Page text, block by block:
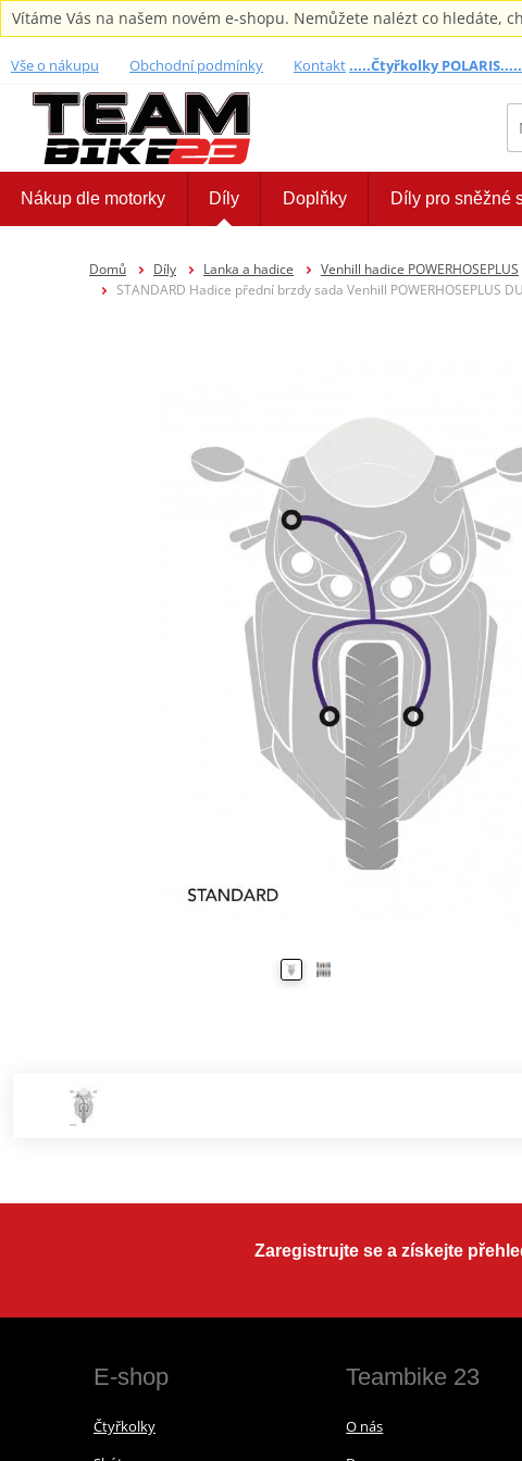
Vítáme Vás na našem novém e-shopu. Nemůžete nalézt co hledáte,
Vše o nákupu Obchodní podmínky Kontakt.....Čtyřkolky POLARIS.....
Nákup dle motorky Díly Doplňky Díly pro sněžné
Domů Díly Lanka a hadice Venhill hadice POWERHOSEPLUS
STANDARD Hadice přední brzdy sada Venhill POWERHOSEPLUS
Zaregistrujte se a získejte
E-shop
Čtyřkolky
Teambike 23
O nás